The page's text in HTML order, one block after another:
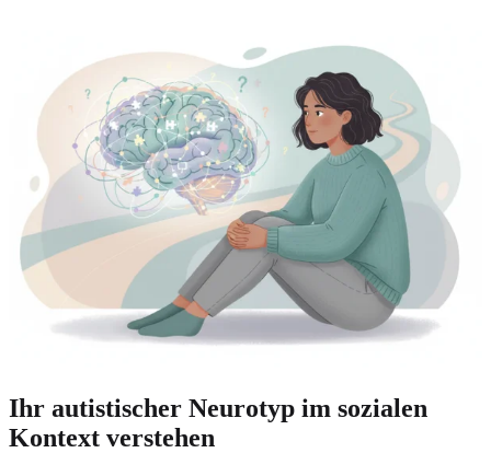
Ihr autistischer Neurotyp im sozialen
Kontext verstehen